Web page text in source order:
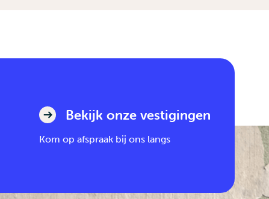
Bekijk onze vestigingen
Kom op afspraak bij ons langs